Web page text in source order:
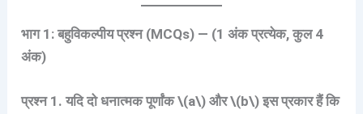
भाग 1: बहुविकल्पीय प्रश्न (MCQs) — (1 अंक प्रत्येक, कुल 4
अंक)
प्रश्न 1. यदि दो धनात्मक पूर्णांक \(a\) और \(b\) इस प्रकार हैं कि